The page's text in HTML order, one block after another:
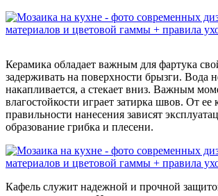
Керамика обладает важным для фартука
задерживать на поверхности брызги. Вода
накапливается, а стекает вниз. Важным
влагостойкости играет затирка швов. От ее
правильности нанесения зависят
образование грибка и плесени.
Кафель служит надежной и прочной